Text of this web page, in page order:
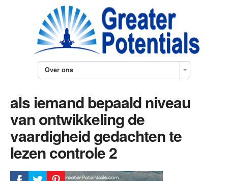
Over ons
als iemand bepaald niveau
van ontwikkeling de
vaardigheid gedachten te
lezen controle 2